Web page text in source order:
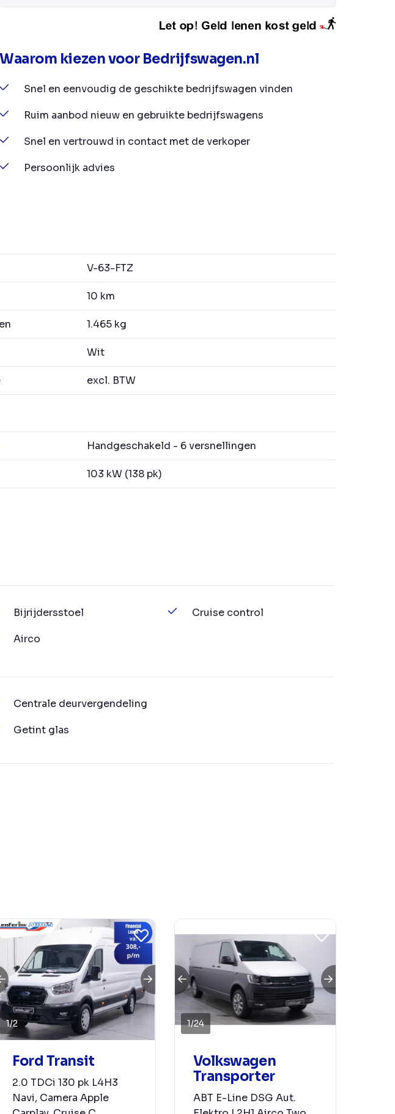
Waarom kiezen voor Bedrijfswagen.nl
Snel en eenvoudig de geschikte bedrijfswagen vinden
Ruim aanbod nieuw en gebruikte bedrijfswagens
Snel en vertrouwd in contact met de verkoper
Persoonlijk advies
V-63-FTZ
10 km
1.465 kg
Wit
excl. BTW
Handgeschakeld - 6 versnellingen
103 kW (138 pk)
Bijrijdersstoel
Airco
Cruise control
Centrale deurvergendeling
Getint glas
1/2
Ford Transit
2.0 TDCi 130 pk L4H3
Navi, Camera Apple
1/24
Volkswagen
Transporter
ABT E-Line DSG Aut.